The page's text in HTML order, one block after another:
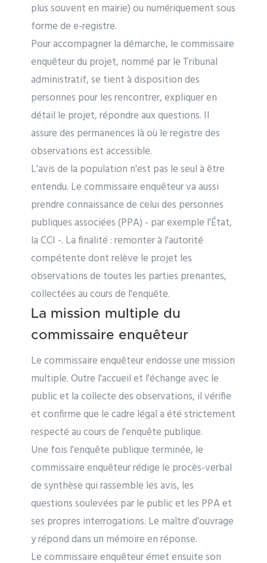
plus souvent en mairie) ou numériquement sous
forme de e-registre.
Pour accompagner la démarche, le commissaire
enquêteur du projet, nommé par le Tribunal
administratif, se tient à disposition des
personnes pour les rencontrer, expliquer en
détail le projet, répondre aux questions. Il
assure des permanences là où le registre des
observations est accessible.
L'avis de la population n'est pas le seul à être
entendu. Le commissaire enquêteur va aussi
prendre connaissance de celui des personnes
publiques associées (PPA) - par exemple l'État,
la CCI -. La finalité : remonter à l'autorité
compétente dont relève le projet les
observations de toutes les parties prenantes,
collectées au cours de l'enquête.
La mission multiple du
commissaire enquêteur
Le commissaire enquêteur endosse une mission
multiple. Outre l'accueil et l'échange avec le
public et la collecte des observations, il vérifie
et confirme que le cadre légal a été strictement
respecté au cours de l'enquête publique.
Une fois l'enquête publique terminée, le
commissaire enquêteur rédige le procès-verbal
de synthèse qui rassemble les avis, les
questions soulevées par le public et les PPA et
ses propres interrogations. Le maître d’ouvrage
y répond dans un mémoire en réponse.
Le commissaire enquêteur émet ensuite son